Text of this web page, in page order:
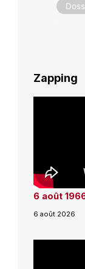
Zapping
6 août
6 août 2026